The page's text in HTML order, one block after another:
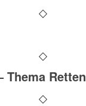
Thema Retten